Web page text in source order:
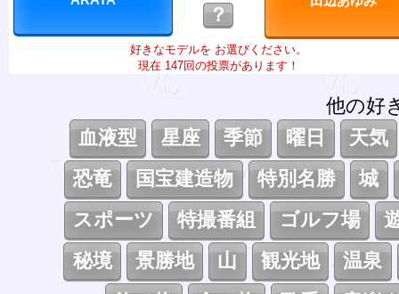
？
好きなモデルを お選びください。
現在 147回の投票があります！
他の好
血液型
星座 季節 曜日
天気
恐竜
国宝建造物 特別名勝
城
スポーツ
特撮番組 ゴルフ場
秘境
景勝地 山 観光地
温泉